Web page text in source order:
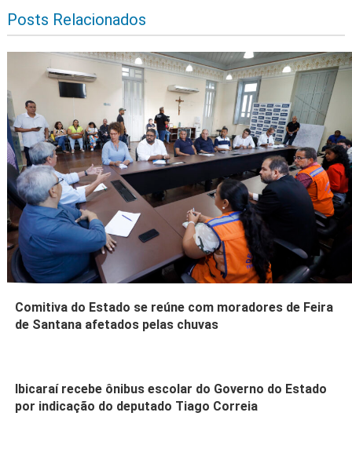
Posts Relacionados
Comitiva do Estado se reúne com moradores de Feira
de Santana afetados pelas chuvas
Ibicaraí recebe ônibus escolar do Governo do Estado
por indicação do deputado Tiago Correia